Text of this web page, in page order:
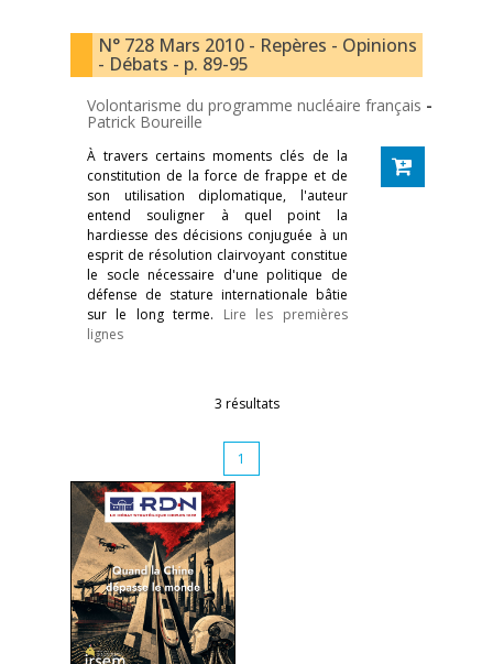
N° 728 Mars 2010 - Repères - Opinions
- Débats - p. 89-95
Volontarisme du programme nucléaire français -
Patrick Boureille
À travers certains moments clés de la
constitution de la force de frappe et de
son utilisation diplomatique, l'auteur
entend souligner à quel point la
hardiesse des décisions conjuguée à un
esprit de résolution clairvoyant constitue
le socle nécessaire d'une politique de
défense de stature internationale bâtie
sur le long terme. Lire les premières
lignes
3 résultats
1